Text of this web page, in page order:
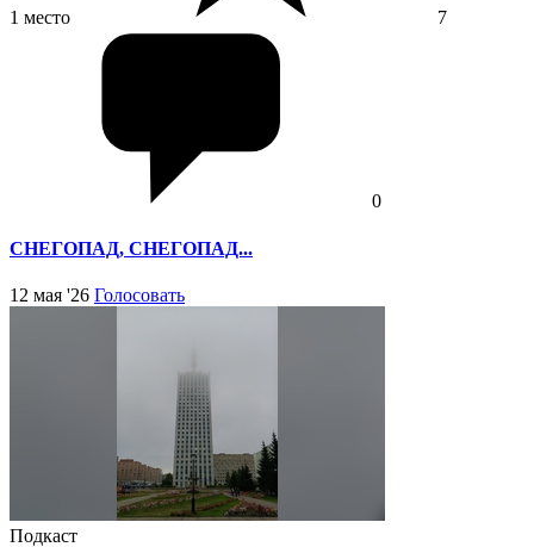
1 место 7
0
СНЕГОПАД, СНЕГОПАД...
12 мая '26 Голосовать
Подкаст